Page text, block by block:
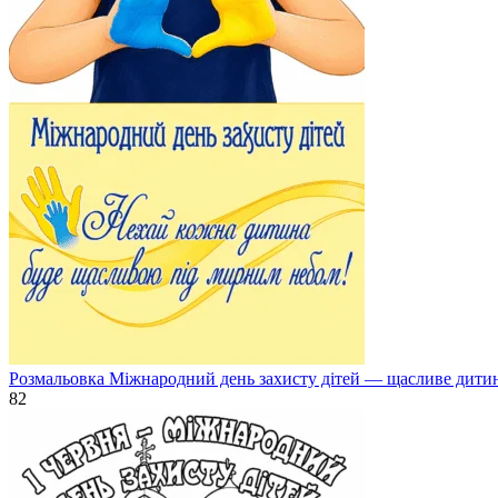
Розмальовка Міжнародний день захисту дітей — щасливе
82